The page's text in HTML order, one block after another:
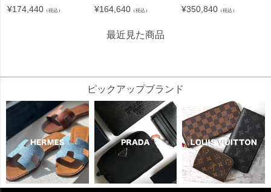
¥174,440 （税込） ¥164,640 （税込） ¥350,840 （税込）
最近見た商品
ピックアップブランド